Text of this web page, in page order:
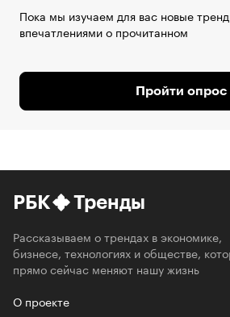
Пока мы изучаем для вас новые
впечатлениями о прочитанном
Пройти опрос
РБК Тренды
Рассказываем о трендах в экономике,
бизнесе, технологиях и обществе,
прямо сейчас меняют нашу жизнь
О проекте